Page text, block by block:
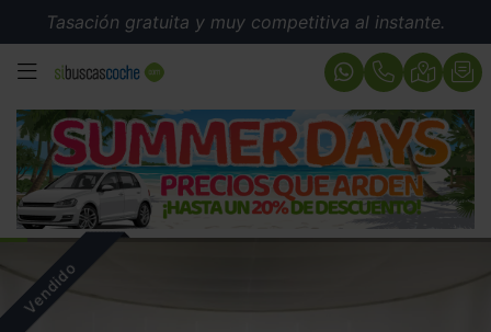
Tasación gratuita y muy competitiva al instante.
MENÚ